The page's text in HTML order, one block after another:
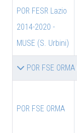
POR FESR Lazio
2014-2020 -
MUSE (S. Urbini)
POR FSE ORMA
POR FSE ORMA